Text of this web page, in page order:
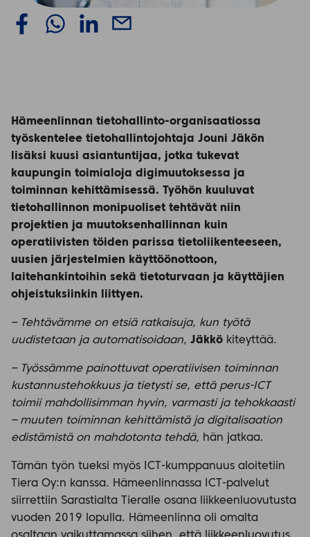
Hämeenlinnan tietohallinto-organisaatiossa
työskentelee tietohallintojohtaja Jouni Jäkön
lisäksi kuusi asiantuntijaa, jotka tukevat
kaupungin toimialoja digimuutoksessa ja
toiminnan kehittämisessä. Työhön kuuluvat
tietohallinnon monipuoliset tehtävät niin
projektien ja muutoksenhallinnan kuin
operatiivisten töiden parissa tietoliikenteeseen,
uusien järjestelmien käyttöönottoon,
laitehankintoihin sekä tietoturvaan ja käyttäjien
ohjeistuksiinkin liittyen.
– Tehtävämme on etsiä ratkaisuja, kun työtä
uudistetaan ja automatisoidaan, Jäkkö kiteyttää.
– Työssämme painottuvat operatiivisen toiminnan
kustannustehokkuus ja tietysti se, että perus-ICT
toimii mahdollisimman hyvin, varmasti ja tehokkaasti
– muuten toiminnan kehittämistä ja digitalisaation
edistämistä on mahdotonta tehdä, hän jatkaa.
Tämän työn tueksi myös ICT-kumppanuus aloitetiin
Tiera Oy:n kanssa. Hämeenlinnassa ICT-palvelut
siirrettiin Sarastialta Tieralle osana liikkeenluovutusta
vuoden 2019 lopulla. Hämeenlinna oli omalta